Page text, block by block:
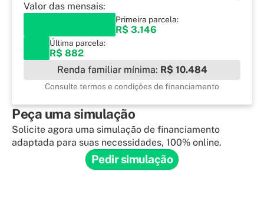
Valor das mensais:
Primeira parcela:
R$ 3.146
Última parcela:
R$ 882
Renda familiar mínima: R$ 10.484
Consulte termos e condições de financiamento
Peça uma simulação
Solicite agora uma simulação de financiamento
adaptada para suas necessidades, 100% online.
Pedir simulação